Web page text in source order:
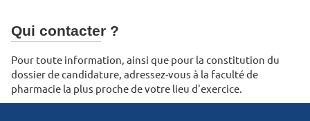
Qui contacter ?
Pour toute information, ainsi que pour la constitution du
dossier de candidature, adressez-vous à la faculté de
pharmacie la plus proche de votre lieu d'exercice.